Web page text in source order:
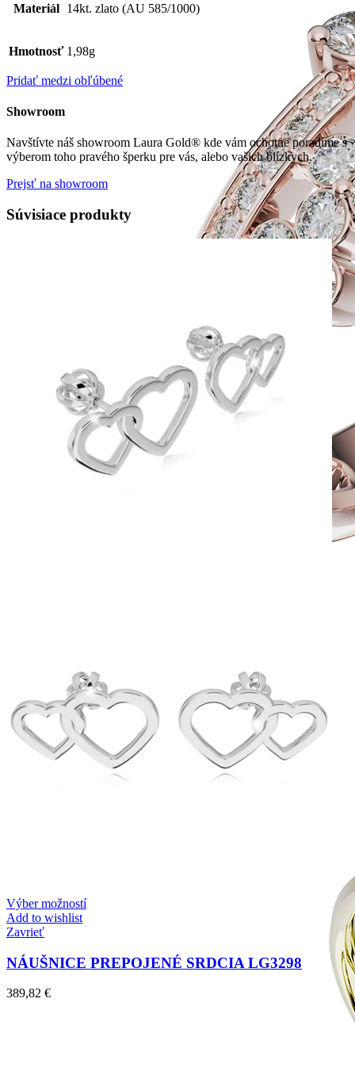
Twin Rings
Zásnubné prstne z kolekcie Twin Rings.
Materiál 14kt. zlato (AU 585/1000)
Hmotnosť 1,98g
Pridať medzi obľúbené
Showroom
Navštívte náš showroom Laura Gold® kde vám ochotne poradíme s
výberom toho pravého šperku pre vás, alebo vašich blízkych.
Prejsť na showroom
Súvisiace produkty
Výber možností
Add to wishlist
Zavrieť
NÁUŠNICE PREPOJENÉ SRDCIA LG3298
389,82 €